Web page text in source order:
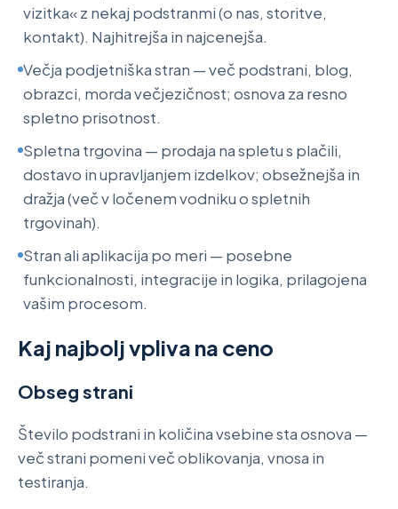
vizitka« z nekaj podstranmi (o nas, storitve,
kontakt). Najhitrejša in najcenejša.
Večja podjetniška stran — več podstrani, blog,
obrazci, morda večjezičnost; osnova za resno
spletno prisotnost.
Spletna trgovina — prodaja na spletu s plačili,
dostavo in upravljanjem izdelkov; obsežnejša in
dražja (več v ločenem vodniku o spletnih
trgovinah).
Stran ali aplikacija po meri — posebne
funkcionalnosti, integracije in logika, prilagojena
vašim procesom.
Kaj najbolj vpliva na ceno
Obseg strani
Število podstrani in količina vsebine sta osnova —
več strani pomeni več oblikovanja, vnosa in
testiranja.